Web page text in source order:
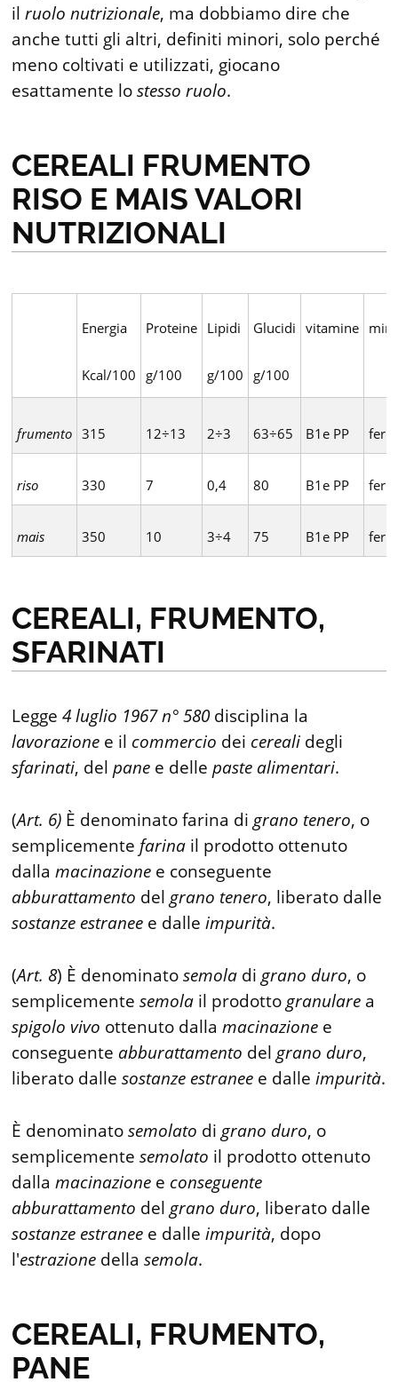
ilruolo nutrizionale, ma dobbiamo dire che
anche tutti gli altri, definiti minori, solo perché
meno coltivati e utilizzati, giocano
esattamente lostesso ruolo.
CEREALI FRUMENTO
RISO E MAIS VALORI
NUTRIZIONALI
Energia
Kcal/100
Proteine
g/100
Lipidi
g/100
Glucidi
g/100
vitamine
frumento 315 12÷13 2÷3 63÷65 B1e PP
riso 330 7 0,4 80 B1e PP
mais 350 10 3÷4 75 B1e PP
CEREALI, FRUMENTO,
SFARINATI
Legge4 luglio 1967n° 580disciplina la
lavorazione e il commercio dei cereali degli
sfarinati, delpane e dellepaste alimentari.
(Art. 6) È denominato farina di grano tenero, o
semplicemente farina il prodotto ottenuto
dallamacinazione e conseguente
abburattamento del grano tenero, liberato dalle
sostanze estranee e dalleimpurità.
(Art. 8) È denominatosemola di grano duro, o
semplicementesemola il prodotto granulare a
spigolo vivo ottenuto dallamacinazione e
conseguente abburattamento del grano duro,
liberato dallesostanze estranee e dalleimpurità.
È denominatosemolato di grano duro, o
semplicementesemolato il prodotto ottenuto
dallamacinazione e conseguente
abburattamento del grano duro, liberato dalle
sostanze estranee e dalleimpurità, dopo
l'estrazione dellasemola.
CEREALI, FRUMENTO,
PANE